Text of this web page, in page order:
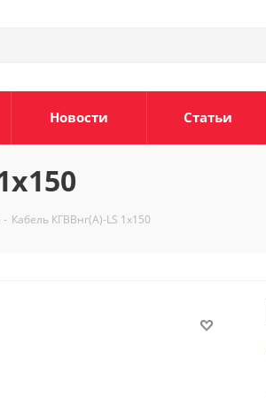
Новости Статьи
- Кабель КГВВнг(А)-LS 1х150